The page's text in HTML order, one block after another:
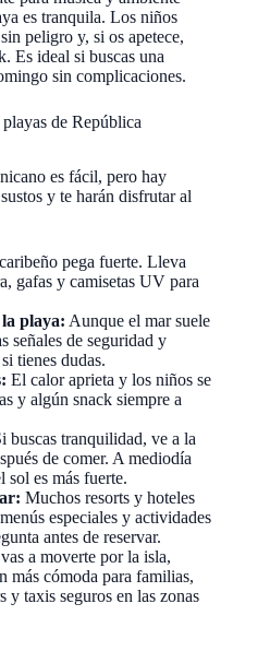
es tranquila. Los niños
peligro y, si os apetece,
Es ideal si buscas una
sin complicaciones.
de República
es fácil, pero hay
y te harán disfrutar al
pega fuerte. Lleva
gafas y camisetas UV para
playa: Aunque el mar suele
señales de seguridad y
tienes dudas.
El calor aprieta y los niños se
y algún snack siempre a
buscas tranquilidad, ve a la
de comer. A mediodía
sol es más fuerte.
Muchos resorts y hoteles
especiales y actividades
antes de reservar.
a moverte por la isla,
más cómoda para familias,
y taxis seguros en las zonas